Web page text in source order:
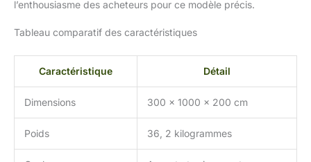
l’enthousiasme des acheteurs pour ce modèle précis.
Tableau comparatif des caractéristiques
Caractéristique Détail
Dimensions 300 x 1000 x 200 cm
Poids 36, 2 kilogrammes